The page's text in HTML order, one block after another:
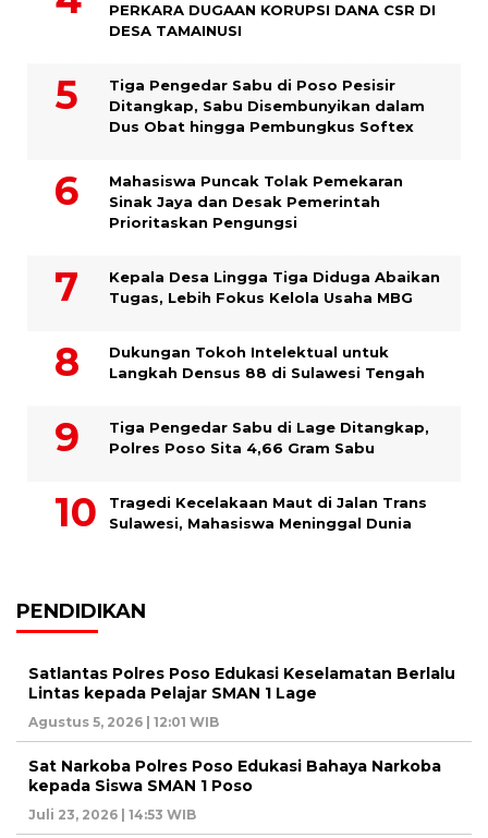
PERKARA DUGAAN KORUPSI DANA CSR DI
DESA TAMAINUSI
Tiga Pengedar Sabu di Poso Pesisir
Ditangkap, Sabu Disembunyikan dalam
Dus Obat hingga Pembungkus Softex
Mahasiswa Puncak Tolak Pemekaran
Sinak Jaya dan Desak Pemerintah
Prioritaskan Pengungsi
Kepala Desa Lingga Tiga Diduga Abaikan
Tugas, Lebih Fokus Kelola Usaha MBG
Dukungan Tokoh Intelektual untuk
Langkah Densus 88 di Sulawesi Tengah
Tiga Pengedar Sabu di Lage Ditangkap,
Polres Poso Sita 4,66 Gram Sabu
Tragedi Kecelakaan Maut di Jalan Trans
Sulawesi, Mahasiswa Meninggal Dunia
PENDIDIKAN
Satlantas Polres Poso Edukasi Keselamatan Berlalu
Lintas kepada Pelajar SMAN 1 Lage
Agustus 5, 2026 | 12:01 WIB
Sat Narkoba Polres Poso Edukasi Bahaya Narkoba
kepada Siswa SMAN 1 Poso
Juli 23, 2026 | 14:53 WIB